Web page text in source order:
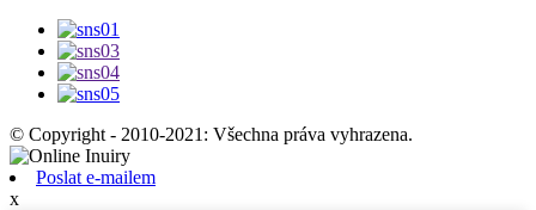
© Copyright - 2010-2021: Všechna práva vyhrazena.
Poslat e-mailem
x